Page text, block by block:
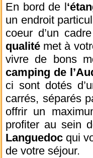
En bord de l
un endroit
coeur d’un
qualité met à
vivre de bons
camping de
ci sont dotés
carrés, séparés
offrir un
profiter au sein
Languedoc qui
de votre séjour.